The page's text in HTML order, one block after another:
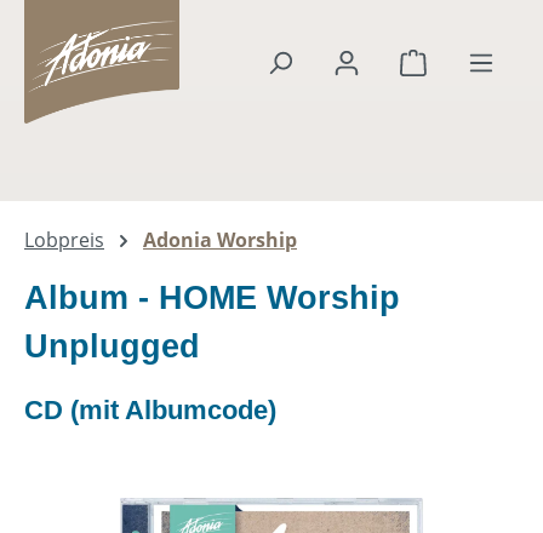
springen
Warenkorb
Lobpreis Adonia Worship
Album - HOME Worship
Unplugged
CD (mit Albumcode)
Bildergalerie überspringen